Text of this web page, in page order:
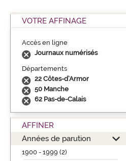
VOTRE AFFINAGE
Accès en ligne
Journaux numérisés
Départements
22 Côtes-d’Armor
50 Manche
62 Pas-de-Calais
AFFINER
Années de parution
1900 - 1999 (2)